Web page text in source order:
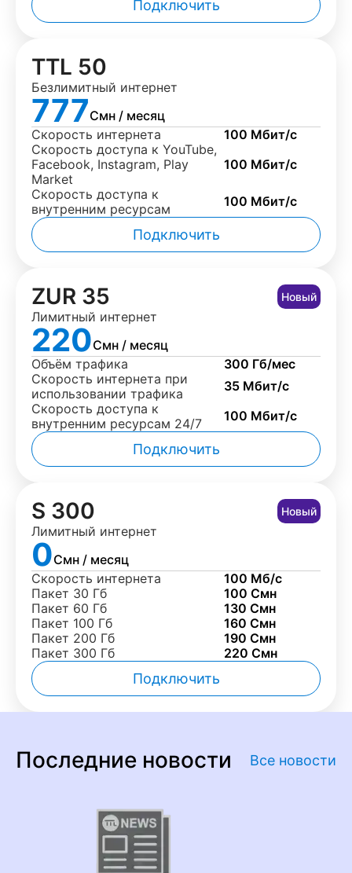
Подключить
TTL 50
Безлимитный интернет
777Смн / месяц
Скорость интернета
100 Мбит/с
Скорость доступа к YouTube,
Facebook, Instagram, Play
Market
100 Мбит/с
Скорость доступа к
внутренним ресурсам
100 Мбит/с
Подключить
ZUR 35 Новый
Лимитный интернет
220Смн / месяц
Объём трафика
300 Гб/мес
Скорость интернета при
использовании трафика
35 Мбит/с
Скорость доступа к
внутренним ресурсам 24/7
100 Мбит/с
Подключить
S 300 Новый
Лимитный интернет
0Смн / месяц
Скорость интернета
100 Мб/с
Пакет 30 Гб
100 Смн
Пакет 60 Гб
130 Смн
Пакет 100 Гб
160 Смн
Пакет 200 Гб
190 Смн
Пакет 300 Гб
220 Смн
Подключить
Последние новости Все новости